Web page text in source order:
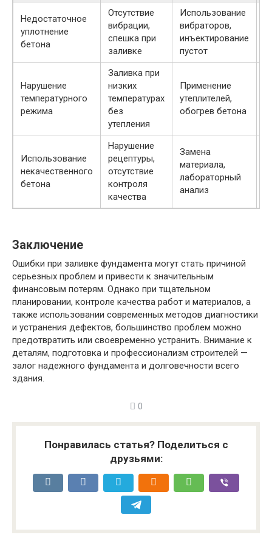
Недостаточное
уплотнение
бетона
Отсутствие
вибрации,
спешка при
заливке
Использование
вибраторов,
инъектирование
пустот
Нарушение
температурного
режима
Заливка при
низких
температурах
без
утепления
Применение
утеплителей,
обогрев бетона
Использование
некачественного
бетона
Нарушение
рецептуры,
отсутствие
контроля
качества
Замена
материала,
лабораторный
анализ
Заключение
Ошибки при заливке фундамента могут стать причиной
серьезных проблем и привести к значительным
финансовым потерям. Однако при тщательном
планировании, контроле качества работ и материалов, а
также использовании современных методов диагностики
и устранения дефектов, большинство проблем можно
предотвратить или своевременно устранить. Внимание к
деталям, подготовка и профессионализм строителей —
залог надежного фундамента и долговечности всего
здания.
0
Понравилась статья? Поделиться с
друзьями: